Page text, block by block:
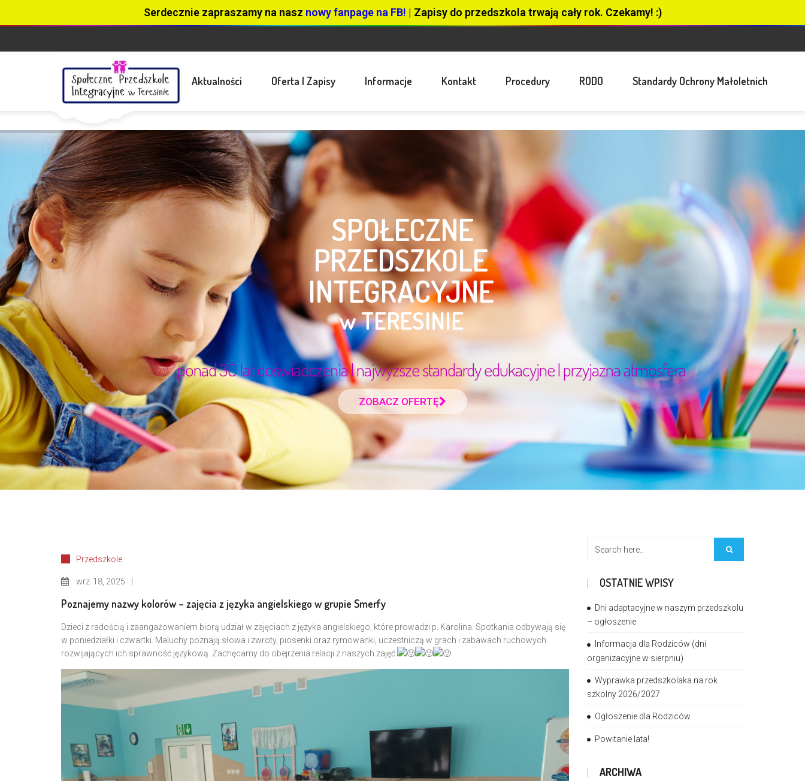
Serdecznie zapraszamy na nasz nowy fanpage na FB! | Zapisy do przedszkola trwają cały rok. Czekamy! :)
Aktualności Oferta I Zapisy Informacje Kontakt Procedury RODO Standardy Ochrony Małoletnich
Przedszkole
wrz 18, 2025
Poznajemy nazwy kolorów – zajęcia z języka angielskiego w grupie Smerfy
Dzieci z radością i zaangażowaniem biorą udział w zajęciach z języka angielskiego, które prowadzi p. Karolina. Spotkania odbywają się
w poniedziałki i czwartki. Maluchy poznają słowa i zwroty, piosenki oraz rymowanki, uczestniczą w grach i zabawach ruchowych
rozwijających ich sprawność językową. Zachęcamy do obejrzenia relacji z naszych zajęć
OSTATNIE WPISY
Dni adaptacyjne w naszym przedszkolu
– ogłoszenie
Informacja dla Rodziców (dni
organizacyjne w sierpniu)
Wyprawka przedszkolaka na rok
szkolny 2026/2027
Ogłoszenie dla Rodziców
Powitanie lata!
ARCHIWA